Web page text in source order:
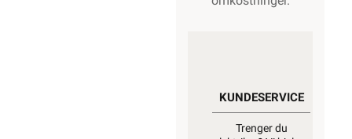
KUNDESERVICE
Trenger du